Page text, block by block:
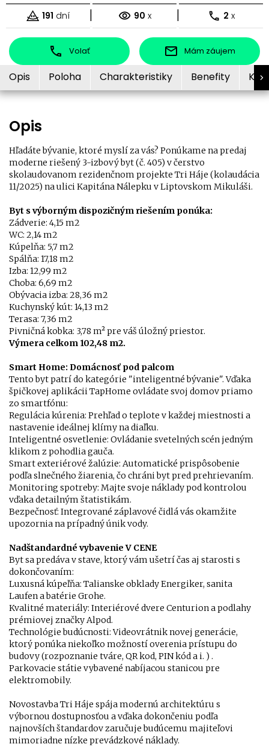
191 dní | 90 x | 2 x
Volať Mám záujem
Opis Poloha Charakteristiky Benefity
Opis
Hľadáte bývanie, ktoré myslí za vás? Ponúkame na predaj
moderne riešený 3-izbový byt (č. 405) v čerstvo
skolaudovanom rezidenčnom projekte Tri Háje (kolaudácia
11/2025) na ulici Kapitána Nálepku v Liptovskom Mikuláši.
Byt s výborným dispozičným riešením ponúka:
Zádverie: 4,15 m2
WC: 2,14 m2
Kúpelňa: 5,7 m2
Spálňa: 17,18 m2
Izba: 12,99 m2
Choba: 6,69 m2
Obývacia izba: 28,36 m2
Kuchynský kút: 14,13 m2
Terasa: 7,36 m2
Pivničná kobka: 3,78 m² pre váš úložný priestor.
Výmera celkom 102,48 m2.
Smart Home: Domácnosť pod palcom
Tento byt patrí do kategórie "inteligentné bývanie". Vďaka
špičkovej aplikácii TapHome ovládate svoj domov priamo
zo smartfónu:
Regulácia kúrenia: Prehľad o teplote v každej miestnosti a
nastavenie ideálnej klímy na diaľku.
Inteligentné osvetlenie: Ovládanie svetelných scén jedným
klikom z pohodlia gauča.
Smart exteriérové žalúzie: Automatické prispôsobenie
podľa slnečného žiarenia, čo chráni byt pred prehrievaním.
Monitoring spotreby: Majte svoje náklady pod kontrolou
vďaka detailným štatistikám.
Bezpečnosť: Integrované záplavové čidlá vás okamžite
upozornia na prípadný únik vody.
Nadštandardné vybavenie V CENE
Byt sa predáva v stave, ktorý vám ušetrí čas aj starosti s
dokončovaním:
Luxusná kúpeľňa: Talianske obklady Energiker, sanita
Laufen a batérie Grohe.
Kvalitné materiály: Interiérové dvere Centurion a podlahy
prémiovej značky Alpod.
Technológie budúcnosti: Videovrátnik novej generácie,
ktorý ponúka niekoľko možností overenia prístupu do
budovy (rozpoznanie tváre, QR kod, PIN kód a i. ) .
Parkovacie státie vybavené nabíjacou stanicou pre
elektromobily.
Novostavba Tri Háje spája modernú architektúru s
výbornou dostupnosťou a vďaka dokončeniu podľa
najnovších štandardov zaručuje budúcemu majiteľovi
mimoriadne nízke prevádzkové náklady.